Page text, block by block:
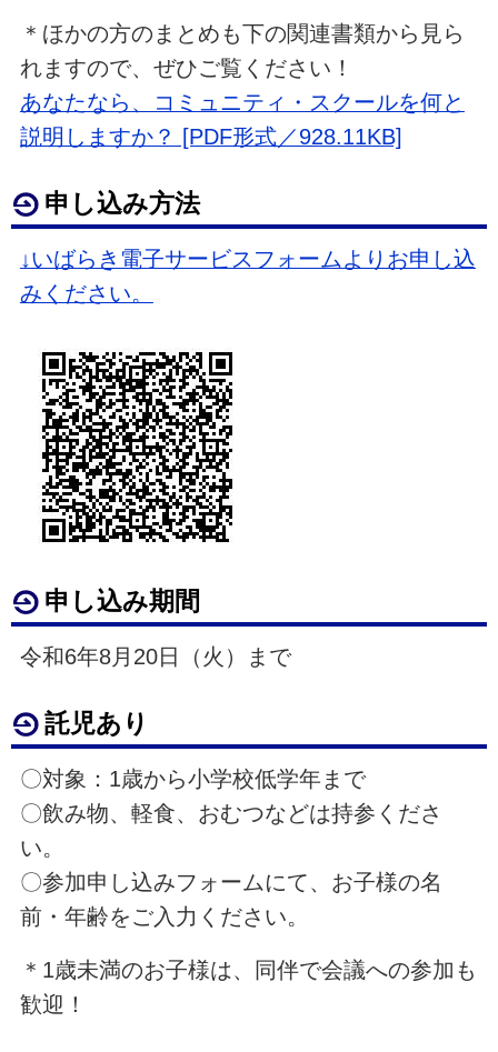
＊ほかの方のまとめも下の関連書類から見ら
れますので、ぜひご覧ください！
あなたなら、コミュニティ・スクールを何と
説明しますか？ [PDF形式／928.11KB]
申し込み方法
↓いばらき電子サービスフォームよりお申し込
みください。
申し込み期間
令和6年8月20日（火）まで
託児あり
〇対象：1歳から小学校低学年まで
〇飲み物、軽食、おむつなどは持参くださ
い。
〇参加申し込みフォームにて、お子様の名
前・年齢をご入力ください。
＊1歳未満のお子様は、同伴で会議への参加も
歓迎！